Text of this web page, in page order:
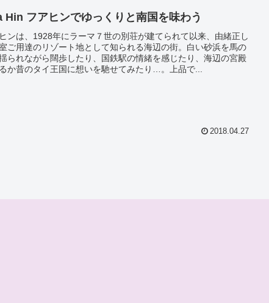
Hin フアヒンでゆっくりと南国を味わう
ンは、1928年にラーマ７世の別荘が建てられて以来、由緒正し
ご用達のリゾート地として知られる海辺の街。白い砂浜を馬の
られながら闊歩したり、国鉄駅の情緒を感じたり、海辺の宮殿
か昔のタイ王国に想いを馳せてみたり…。上品で...
2018.04.27